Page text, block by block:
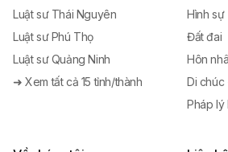
Luật sư Thái Nguyên
Luật sư Phú Thọ
Luật sư Quảng Ninh
➜ Xem tất cả 15 tỉnh/thành
Hình sự
Đất đai
Hôn
Di chúc
Pháp lý